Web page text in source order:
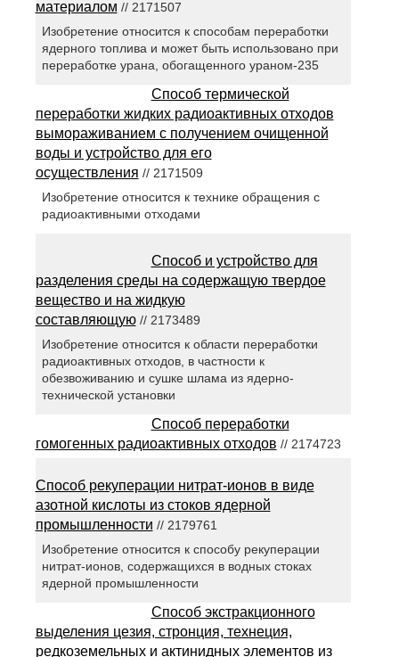
материалом // 2171507
Изобретение относится к способам переработки
ядерного топлива и может быть использовано при
переработке урана, обогащенного ураном-235
Способ термической
переработки жидких радиоактивных отходов
вымораживанием с получением очищенной
воды и устройство для его
осуществления // 2171509
Изобретение относится к технике обращения с
радиоактивными отходами
Способ и устройство для
разделения среды на содержащую твердое
вещество и на жидкую
составляющую// 2173489
Изобретение относится к области переработки
радиоактивных отходов, в частности к
обезвоживанию и сушке шлама из ядерно-
технической установки
Способ переработки
гомогенных радиоактивных отходов // 2174723
Способ рекуперации нитрат-ионов в виде
азотной кислоты из стоков ядерной
промышленности // 2179761
Изобретение относится к способу рекуперации
нитрат-ионов, содержащихся в водных стоках
ядерной промышленности
Способ экстракционного
выделения цезия, стронция, технеция,
редкоземельных и актинидных элементов из